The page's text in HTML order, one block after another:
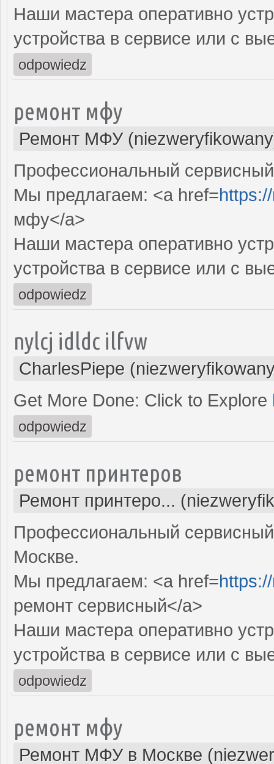
Наши мастера оперативно
устройства в сервисе или с
odpowiedz
ремонт мфу
Ремонт МФУ
Профессиональный
Мы предлагаем: <a href=
мфу</a>
Наши мастера оперативно
устройства в сервисе или с
odpowiedz
nylcj idldc ilfvw
CharlesPiepe
Get More Done: Click to Explore
odpowiedz
ремонт принтеров
Ремонт принтеро...
Профессиональный
Москве.
Мы предлагаем: <a href=
ремонт сервисный</a>
Наши мастера оперативно
устройства в сервисе или с
odpowiedz
ремонт мфу
Ремонт МФУ в Москве